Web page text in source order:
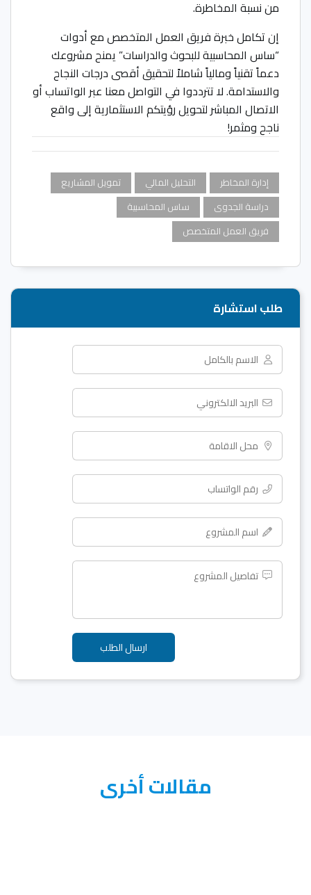
من نسبة المخاطرة.
إن تكامل خبرة فريق العمل المتخصص مع أدوات
“ساس المحاسبية للبحوث والدراسات” يمنح مشروعك
دعماً تقنياً ومالياً شاملاً لتحقيق أقصى درجات النجاح
والاستدامة. لا تترددوا في التواصل معنا عبر الواتساب أو
الاتصال المباشر لتحويل رؤيتكم الاستثمارية إلى واقع
ناجح ومثمر!
إدارة المخاطر التحليل المالي
تمويل المشاريع
دراسة الجدوى
ساس المحاسبية
فريق العمل المتخصص
طلب استشارة
مقالات أخرى